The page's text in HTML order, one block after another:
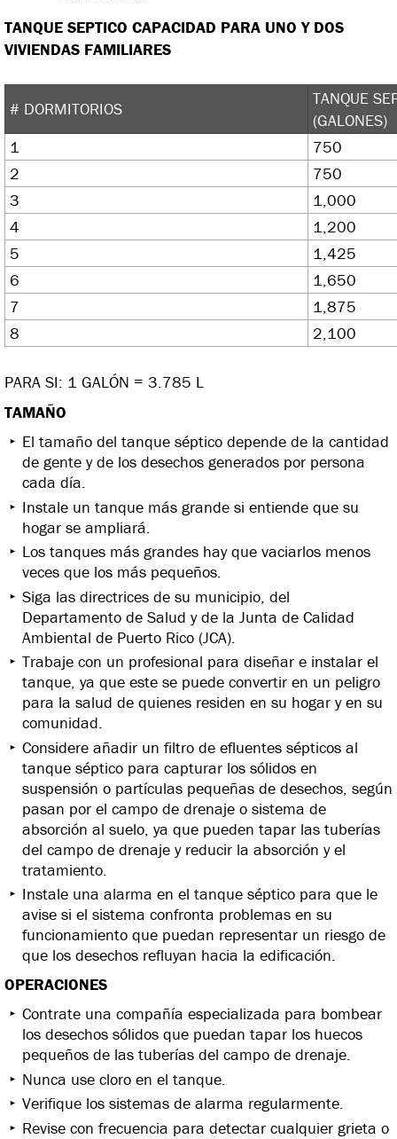
TANQUE SEPTICO CAPACIDAD PARA UNO Y DOS
VIVIENDAS FAMILIARES
# DORMITORIOS
TANQUE
(GALONES)
1
750
2
750
3
1,000
4
1,200
5
1,425
6
1,650
7
1,875
8
2,100
PARA SI: 1 GALÓN = 3.785 L
TAMAÑO
El tamaño del tanque séptico depende de la cantidad
de gente y de los desechos generados por persona
cada día.
Instale un tanque más grande si entiende que su
hogar se ampliará.
Los tanques más grandes hay que vaciarlos menos
veces que los más pequeños.
Siga las directrices de su municipio, del
Departamento de Salud y de la Junta de Calidad
Ambiental de Puerto Rico (JCA).
Trabaje con un profesional para diseñar e instalar el
tanque, ya que este se puede convertir en un peligro
para la salud de quienes residen en su hogar y en su
comunidad.
Considere añadir un filtro de efluentes sépticos al
tanque séptico para capturar los sólidos en
suspensión o partículas pequeñas de desechos, según
pasan por el campo de drenaje o sistema de
absorción al suelo, ya que pueden tapar las tuberías
del campo de drenaje y reducir la absorción y el
tratamiento.
Instale una alarma en el tanque séptico para que le
avise si el sistema confronta problemas en su
funcionamiento que puedan representar un riesgo de
que los desechos refluyan hacia la edificación.
OPERACIONES
Contrate una compañía especializada para bombear
los desechos sólidos que puedan tapar los huecos
pequeños de las tuberías del campo de drenaje.
Nunca use cloro en el tanque.
Verifique los sistemas de alarma regularmente.
Revise con frecuencia para detectar cualquier grieta o